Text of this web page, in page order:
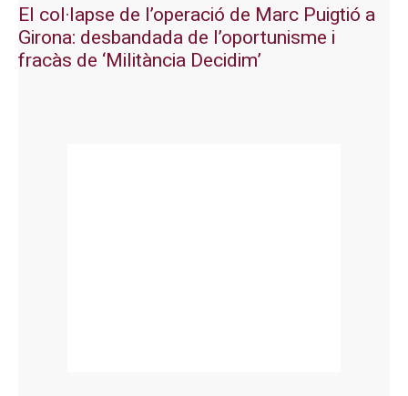
El col·lapse de l’operació de Marc Puigtió a
Girona: desbandada de l’oportunisme i
fracàs de ‘Militància Decidim’